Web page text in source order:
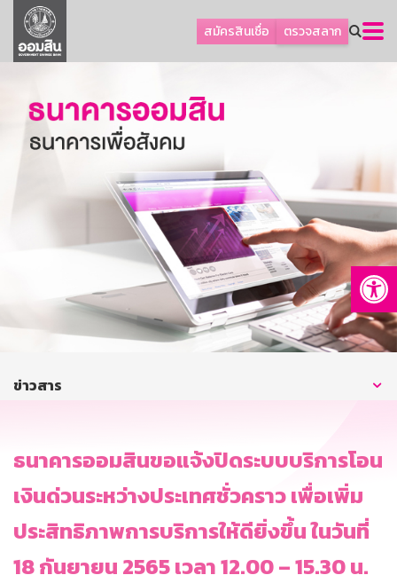
สมัครสินเชื่อ ตรวจสลาก
ลูกค้าธุรกิจ
ลูกค้าผู้ประกอบรายย่อย
ออมเพื่อสุข
เกี่ยวกับธนาคาร
การพัฒนาที่ยั่งยืน
บริการทางการเงิน
ติดต่อเรา
บริการออนไลน์
ข่าวสาร
ธนาคารออมสินขอแจ้งปิดระบบบริการโอน
เงินด่วนระหว่างประเทศชั่วคราว เพื่อเพิ่ม
ประสิทธิภาพการบริการให้ดียิ่งขึ้น ในวันที่
18 กันยายน 2565 เวลา 12.00 – 15.30 น.